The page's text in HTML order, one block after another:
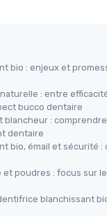
bio : enjeux et
: entre
bucco dentaire
blancheur :
dentaire
bio, émail et sécurité :
et poudres : focus sur
blanchissant